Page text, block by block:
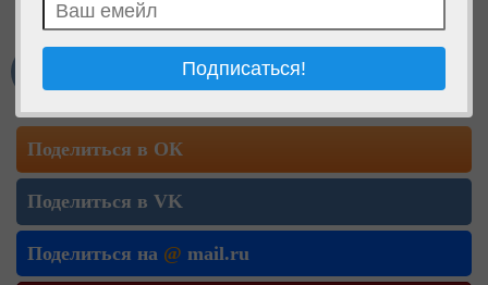
Мне нравится
Поделиться в ОК
Поделиться в VK
Поделиться на @ mail.ru